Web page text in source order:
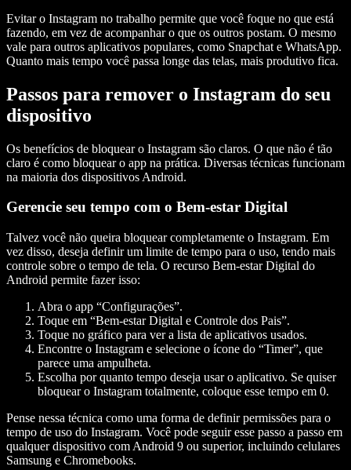
Evitar o Instagram no trabalho permite que você foque no que está
fazendo, em vez de acompanhar o que os outros postam. O mesmo
vale para outros aplicativos populares, como Snapchat e WhatsApp.
Quanto mais tempo você passa longe das telas, mais produtivo fica.
Passos para remover o Instagram do seu
dispositivo
Os benefícios de bloquear o Instagram são claros. O que não é tão
claro é como bloquear o app na prática. Diversas técnicas funcionam
na maioria dos dispositivos Android.
Gerencie seu tempo com o Bem-estar Digital
Talvez você não queira bloquear completamente o Instagram. Em
vez disso, deseja definir um limite de tempo para o uso, tendo mais
controle sobre o tempo de tela. O recurso Bem-estar Digital do
Android permite fazer isso:
Abra o app “Configurações”.
Toque em “Bem-estar Digital e Controle dos Pais”.
Toque no gráfico para ver a lista de aplicativos usados.
Encontre o Instagram e selecione o ícone do “Timer”, que
parece uma ampulheta.
Escolha por quanto tempo deseja usar o aplicativo. Se quiser
bloquear o Instagram totalmente, coloque esse tempo em 0.
Pense nessa técnica como uma forma de definir permissões para o
tempo de uso do Instagram. Você pode seguir esse passo a passo em
qualquer dispositivo com Android 9 ou superior, incluindo celulares
Samsung e Chromebooks.